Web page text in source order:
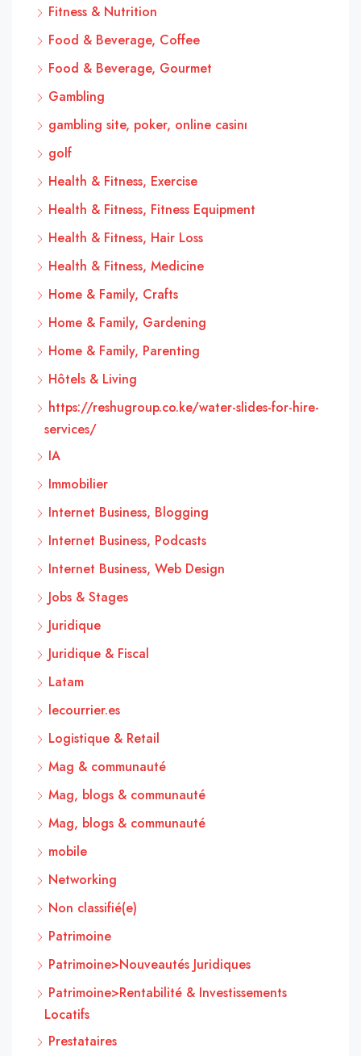
Fitness & Nutrition
Food & Beverage, Coffee
Food & Beverage, Gourmet
Gambling
gambling site, poker, online casinı
golf
Health & Fitness, Exercise
Health & Fitness, Fitness Equipment
Health & Fitness, Hair Loss
Health & Fitness, Medicine
Home & Family, Crafts
Home & Family, Gardening
Home & Family, Parenting
Hôtels & Living
https://reshugroup.co.ke/water-slides-for-hire-
services/
IA
Immobilier
Internet Business, Blogging
Internet Business, Podcasts
Internet Business, Web Design
Jobs & Stages
Juridique
Juridique & Fiscal
Latam
lecourrier.es
Logistique & Retail
Mag & communauté
Mag, blogs & communauté
Mag, blogs & communauté
mobile
Networking
Non classifié(e)
Patrimoine
Patrimoine>Nouveautés Juridiques
Patrimoine>Rentabilité & Investissements
Locatifs
Prestataires